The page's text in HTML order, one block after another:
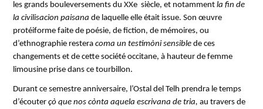
les grands bouleversements du XXe siècle, et notamment la fin de
la civilisacion paisana de laquelle elle était issue. Son œuvre
protéiforme faite de poésie, de fiction, de mémoires, ou
d’ethnographie restera coma un testimòni sensible de ces
changements et de cette société occitane, à hauteur de femme
limousine prise dans ce tourbillon.
Durant ce semestre anniversaire, l’Ostal del Telh prendra le temps
d’écouter çò que nos cònta aquela escrivana de tria, au travers de